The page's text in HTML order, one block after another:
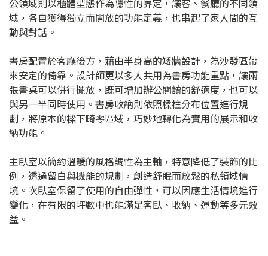
公領域則以櫃體型態作為隱性的界定，讓客、餐廳的不同領
域，各自獲得獨立而開放的功能定義，也串起了家人間的互
動與對話。
書房配置於客廳後方，藉由半身高的矮牆設計，為沙發區帶
來安定的倚靠。設計師更以多人共用為書房功能重點，讓兩
張書桌可以併行擺放，既可增加辦公閱讀的舒適度，也可以
與另一半同時使用。書房收納則依照樑柱分布位置進行規
劃，將原本的樑下畸零區域，巧妙地轉化為實用的展示和收
納功能。
主臥室以簡約溫暖的風格調性為主軸，特意降低了裝飾的比
例，透過留白與機能的規劃，創造舒眠而放鬆的私領域情
境。次臥室保留了使用的自由彈性，可以因應生活情境進行
變化，在有限的坪數中也能滿足客臥、收納、運動等多元效
益。